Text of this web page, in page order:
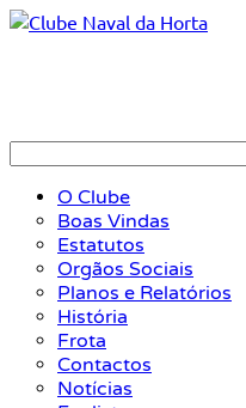
O Clube
Boas Vindas
Estatutos
Orgãos Sociais
Planos e Relatórios
História
Frota
Contactos
Notícias